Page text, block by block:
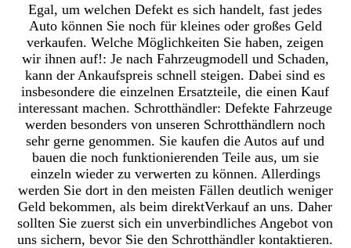
Egal, um welchen Defekt es sich handelt, fast jedes
Auto können Sie noch für kleines oder großes Geld
verkaufen. Welche Möglichkeiten Sie haben, zeigen
wir ihnen auf!: Je nach Fahrzeugmodell und Schaden,
kann der Ankaufspreis schnell steigen. Dabei sind es
insbesondere die einzelnen Ersatzteile, die einen Kauf
interessant machen. Schrotthändler: Defekte Fahrzeuge
werden besonders von unseren Schrotthändlern noch
sehr gerne genommen. Sie kaufen die Autos auf und
bauen die noch funktionierenden Teile aus, um sie
einzeln wieder zu verwerten zu können. Allerdings
werden Sie dort in den meisten Fällen deutlich weniger
Geld bekommen, als beim direktVerkauf an uns. Daher
sollten Sie zuerst sich ein unverbindliches Angebot von
uns sichern, bevor Sie den Schrotthändler kontaktieren.